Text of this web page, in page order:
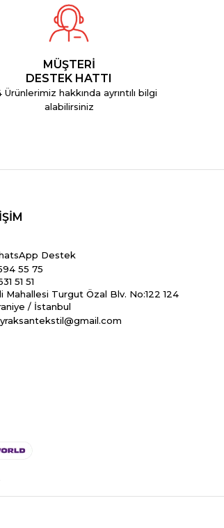
MÜŞTERİ
DESTEK HATTI
Ürünlerimiz hakkında ayrıntılı bilgi
alabilirsiniz
Destek
55 75
51 51
Mahallesi Turgut Özal Blv. No:122 124
/ İstanbul